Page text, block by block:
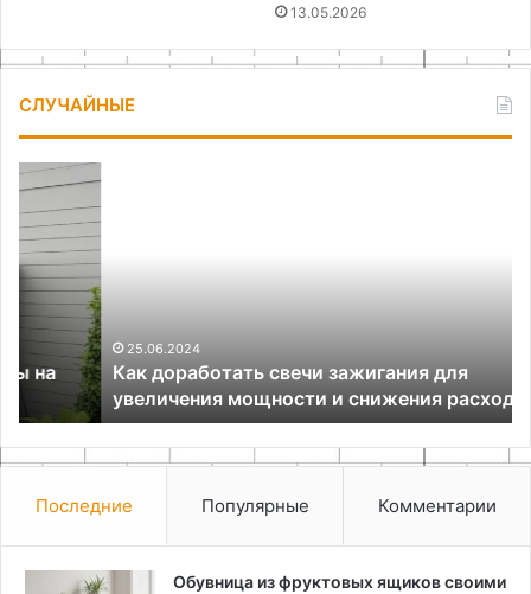
13.05.2026
СЛУЧАЙНЫЕ
Как
свечи
зажигания
для
увеличения
мощности
снижения
расхода
25.06.2024
Как доработать свечи зажигания для
увеличения мощности и снижения расхода
Последние Популярные Комментарии
Обувница из фруктовых ящиков своими